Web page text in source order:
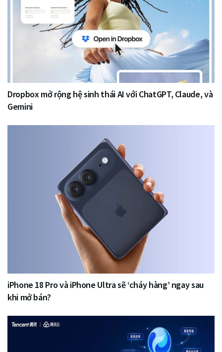
Dropbox mở rộng hệ sinh thái AI với ChatGPT, Claude, và
Gemini
iPhone 18 Pro và iPhone Ultra sẽ ‘cháy hàng’ ngay sau
khi mở bán?